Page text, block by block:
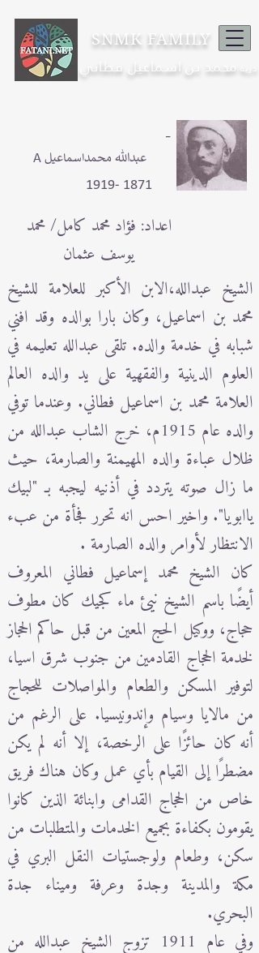
SNMK FAMILY
ذرية محمد بن اسماعيل فطاني
A عبدالله محمداسماعيل
-
1871 -1919
اعداد: فؤاد محمد كامل/ محمد
يوسف عثمان
الشيخ عبدالله،الابن الأكبر للعلامة للشيخ
محمد بن اسماعيل، وكان بارا بوالده وقد افني
شبابه في خدمة والده. تلقى عبدالله تعليمه في
العلوم الدينية والفقهية على يد والده العالم
العلامة محمد بن اسماعيل فطاني. وعندما توفي
والده عام 1915م، خرج الشاب عبدالله من
ظلال عباءة والده المهيمنة والصارمة، حيث
ما زال صوته يتردد في أذنيه ليجبه بـ "لبيك
ياابويا". واخير احس انه تحرر فجأة من عبء
الانتظار لأوامر والده الصارمة .
كان الشيخ محمد إسماعيل فطاني المعروف
أيضًا باسم الشيخ نيئ ماء كجيك كان مطوف
حجاج، ووكيل الحج المعين من قبل حاكم الحجاز
لخدمة الحجاج القادمين من جنوب شرق اسيا،
لتوفير المسكن والطعام والمواصلات للحجاج
من مالايا وسيام وإندونيسيا. على الرغم من
أنه كان حائزًا على الرخصة، إلا أنه لم يكن
مضطرًا إلى القيام بأي عمل وكان هناك فريق
خاص من الحجاج القدامى وابنائة الذين كانوا
يقومون بكفاءة بجميع الخدمات والمتطلبات من
سكن، وطعام ولوجستيات النقل البري في
مكة والمدينة وجدة وعرفة وميناء جدة
البحري.
وفي عام 1911 تزوج الشيخ عبدالله من